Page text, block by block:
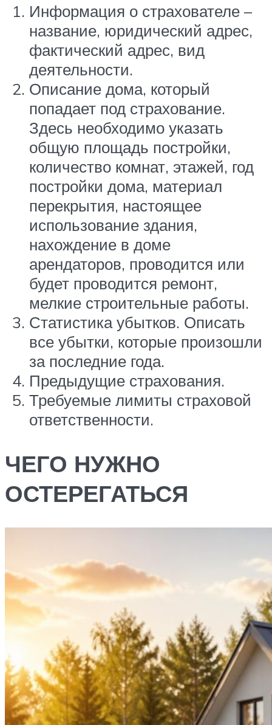
Информация о страхователе –
название, юридический адрес,
фактический адрес, вид
деятельности.
Описание дома, который
попадает под страхование.
Здесь необходимо указать
общую площадь постройки,
количество комнат, этажей, год
постройки дома, материал
перекрытия, настоящее
использование здания,
нахождение в доме
арендаторов, проводится или
будет проводится ремонт,
мелкие строительные работы.
Статистика убытков. Описать
все убытки, которые произошли
за последние года.
Предыдущие страхования.
Требуемые лимиты страховой
ответственности.
ЧЕГО НУЖНО
ОСТЕРЕГАТЬСЯ